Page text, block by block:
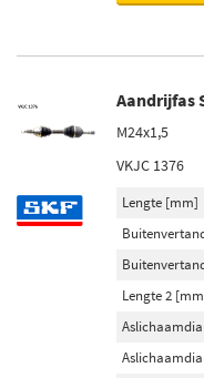
Aandrijfas
M24x1,5
VKJC 1376
Lengte [mm]
Lengte 2